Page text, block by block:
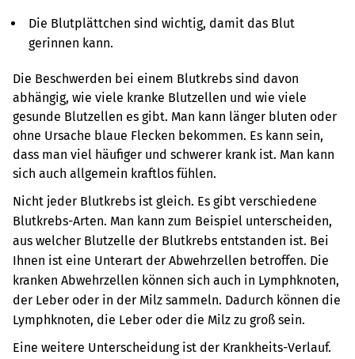
Die Blutplättchen sind wichtig, damit das Blut
gerinnen kann.
Die Beschwerden bei einem Blutkrebs sind davon
abhängig, wie viele kranke Blutzellen und wie viele
gesunde Blutzellen es gibt. Man kann länger bluten oder
ohne Ursache blaue Flecken bekommen. Es kann sein,
dass man viel häufiger und schwerer krank ist. Man kann
sich auch allgemein kraftlos fühlen.
Nicht jeder Blutkrebs ist gleich. Es gibt verschiedene
Blutkrebs-Arten. Man kann zum Beispiel unterscheiden,
aus welcher Blutzelle der Blutkrebs entstanden ist. Bei
Ihnen ist eine Unterart der Abwehrzellen betroffen. Die
kranken Abwehrzellen können sich auch in Lymphknoten,
der Leber oder in der Milz sammeln. Dadurch können die
Lymphknoten, die Leber oder die Milz zu groß sein.
Eine weitere Unterscheidung ist der Krankheits-Verlauf.